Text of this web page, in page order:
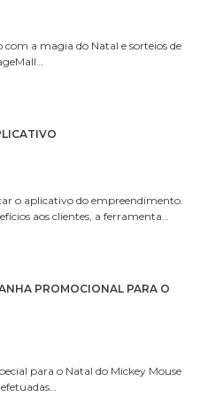
com a magia do Natal e sorteios de
o aplicativo do empreendimento.
aos clientes, a ferramenta…
PROMOCIONAL PARA O
para o Natal do Mickey Mouse